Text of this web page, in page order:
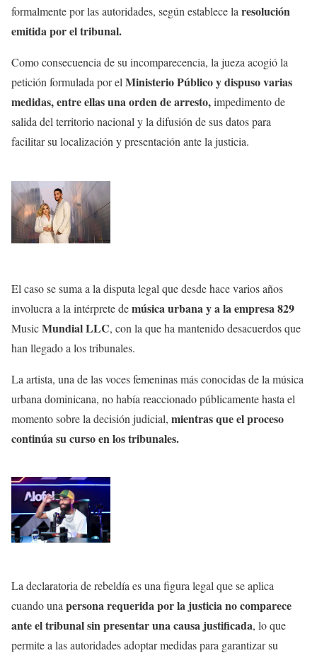
formalmente por las autoridades, según establece laresolución
emitida por el tribunal.
Como consecuencia de su incomparecencia, la jueza acogió la
petición formulada por elMinisterio Público y dispuso varias
medidas, entre ellas una orden de arresto,impedimento de
salida del territorio nacional y la difusión de sus datos para
facilitar su localización y presentación ante la justicia.
El caso se suma a la disputa legal que desde hace varios años
involucra a la intérprete demúsica urbana y a la empresa 829
MusicMundial LLC, con la que ha mantenido desacuerdos que
han llegado a los tribunales.
La artista, una de las voces femeninas más conocidas de la música
urbana dominicana, no había reaccionado públicamente hasta el
momento sobre la decisión judicial, mientras que el proceso
continúa su curso en los tribunales.
La declaratoria de rebeldía es una figura legal que se aplica
cuando unapersona requerida por la justicia no comparece
ante el tribunal sin presentar una causa justificada, lo que
permite a las autoridades adoptar medidas para garantizar su